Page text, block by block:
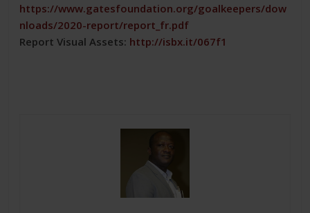
https://www.gatesfoundation.org/goalkeepers/dow
nloads/2020-report/report_fr.pdf
Report Visual Assets: http://isbx.it/067f1